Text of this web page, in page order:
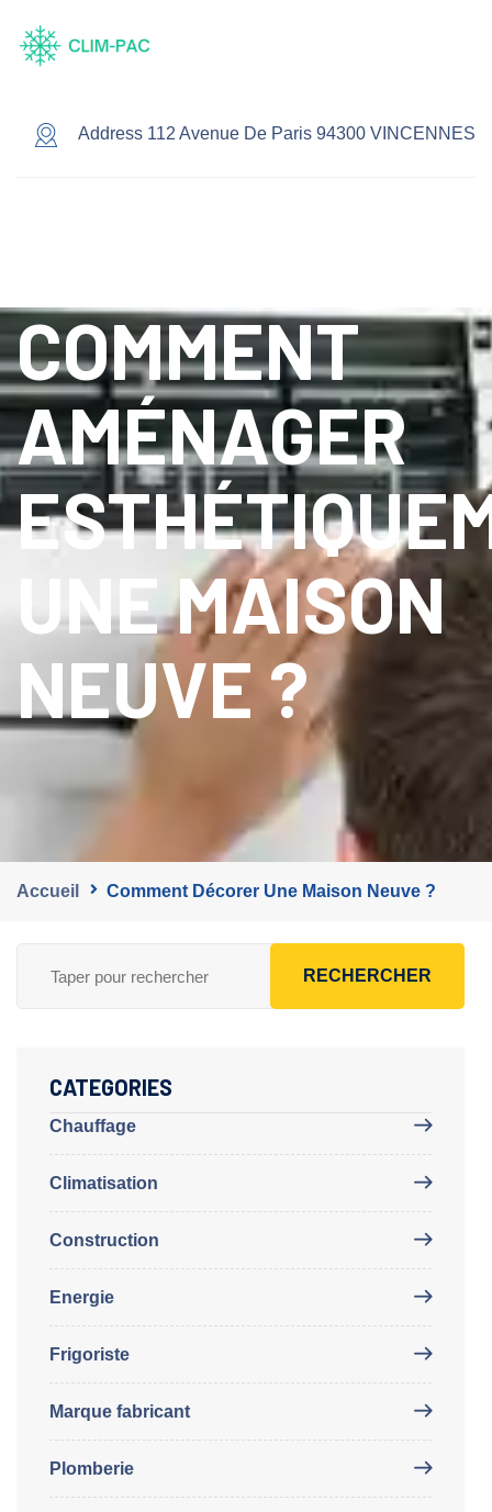
Address 112 Avenue De Paris 94300 VINCENNES
COMMENT
AMÉNAGER
UNE MAISON
NEUVE ?
Accueil Comment Décorer Une Maison Neuve ?
RECHERCHER
CATEGORIES
Chauffage
Climatisation
Construction
Energie
Frigoriste
Marque fabricant
Plomberie